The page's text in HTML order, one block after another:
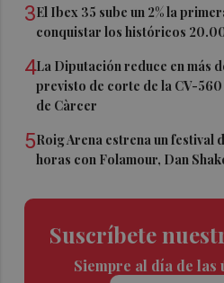
3El Ibex 35 sube un 2% la
conquistar los históricos
4La Diputación reduce en más
previsto de corte de la CV-
de Càrcer
5Roig Arena estrena un festival
horas con Folamour, Dan
Suscríbete
Siempre al día de las